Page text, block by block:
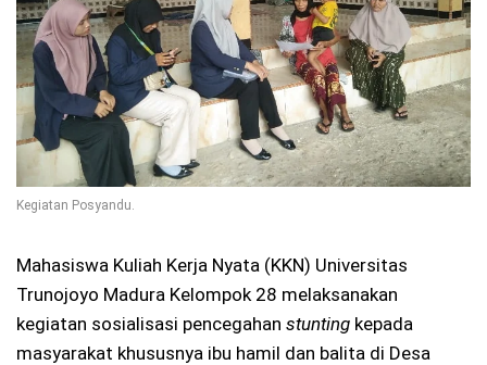
Kegiatan Posyandu.
Mahasiswa Kuliah Kerja Nyata (KKN) Universitas
Trunojoyo Madura Kelompok 28 melaksanakan
kegiatan sosialisasi pencegahan stunting kepada
masyarakat khususnya ibu hamil dan balita di Desa